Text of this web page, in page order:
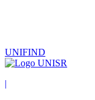
UNIFIND
|